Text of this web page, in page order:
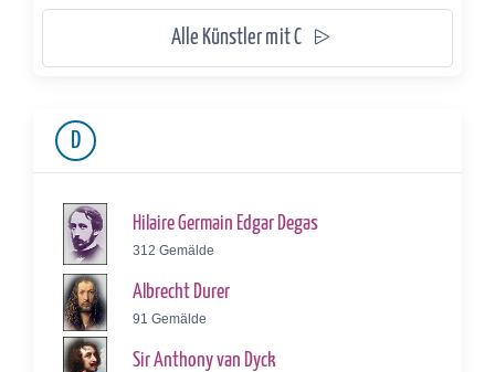
Alle Künstler mit C
D
Hilaire Germain Edgar Degas
312 Gemälde
Albrecht Durer
91 Gemälde
Sir Anthony van Dyck